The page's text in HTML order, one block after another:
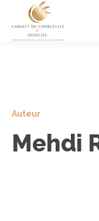
Auteur
Mehdi